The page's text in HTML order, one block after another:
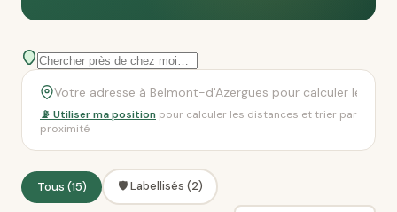
📡 Utiliser ma position pour calculer les distances et trier par
proximité
Tous (15) 🛡️ Labellisés (2)